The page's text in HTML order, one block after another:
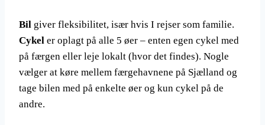
Bil giver fleksibilitet, især hvis I rejser som familie.
Cykel er oplagt på alle 5 øer – enten egen cykel med
på færgen eller leje lokalt (hvor det findes). Nogle
vælger at køre mellem færgehavnene på Sjælland og
tage bilen med på enkelte øer og kun cykel på de
andre.